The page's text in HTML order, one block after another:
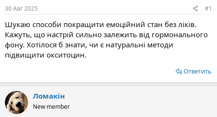
е
м
ы
л
30 Авг 2025 #1
Шукаю способи покращити емоційний стан без ліків.
Кажуть, що настрій сильно залежить від гормонального
фону. Хотілося б знати, чи є натуральні методи
підвищити окситоцин.
Ответить
Ломакін
New member